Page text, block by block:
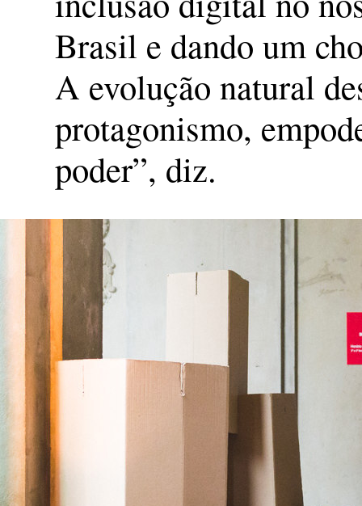
Brasil e dando um
A evolução natural
protagonismo,
poder”, diz.